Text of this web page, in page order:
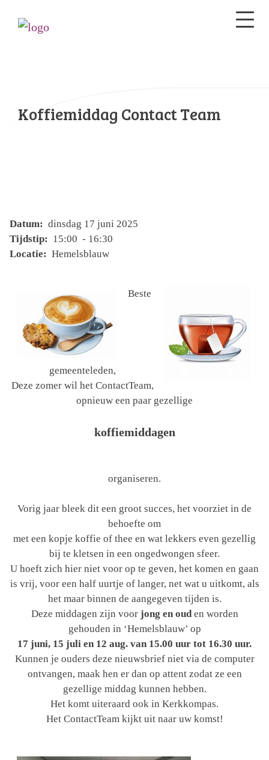
Koffiemiddag Contact Team
Datum: dinsdag 17 juni 2025
Tijdstip: 15:00 - 16:30
Locatie: Hemelsblauw
Beste
gemeenteleden,
Deze zomer wil het ContactTeam,
opnieuw een paar gezellige
koffiemiddagen
organiseren.
Vorig jaar bleek dit een groot succes, het voorziet in de
behoefte om
met een kopje koffie of thee en wat lekkers even gezellig
bij te kletsen in een ongedwongen sfeer.
U hoeft zich hier niet voor op te geven, het komen en gaan
is vrij, voor een half uurtje of langer, net wat u uitkomt, als
het maar binnen de aangegeven tijden is.
Deze middagen zijn voor jong en ouden worden
gehouden in ‘Hemelsblauw’ op
17 juni, 15 juli en 12 aug. van 15.00 uur tot 16.30 uur.
Kunnen je ouders deze nieuwsbrief niet via de computer
ontvangen, maak hen er dan op attent zodat ze een
gezellige middag kunnen hebben.
Het komt uiteraard ook in Kerkkompas.
Het ContactTeam kijkt uit naar uw komst!